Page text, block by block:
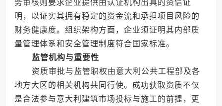
务审核则要求企业提供由认证机构出具的资信证
明，以证实其拥有稳定的资金流和承担项目风险的
财务健康度。组织架构方面，企业须证明其内部质
量管理体系和安全管理制度符合国家标准。
监管机构与重要性
资质审批与监管职权由意大利公共工程部及各
地方大区的相关机构共同行使。成功获取资质不仅
是合法参与意大利建筑市场投标与施工的前提，更